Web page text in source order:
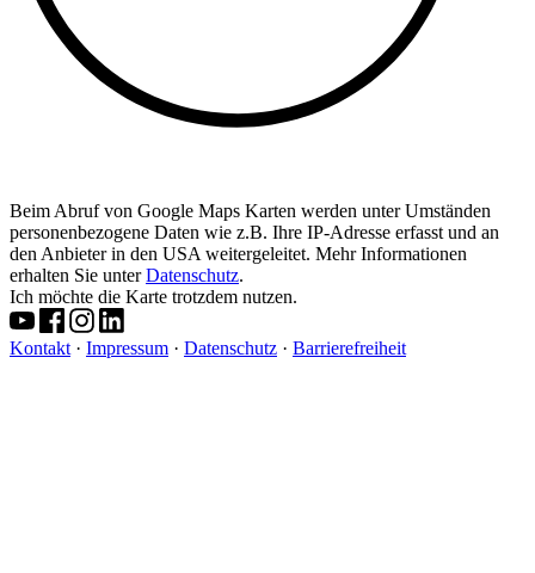
Beim Abruf von Google Maps Karten werden unter Umständen
personenbezogene Daten wie z.B. Ihre IP-Adresse erfasst und an
den Anbieter in den USA weitergeleitet. Mehr Informationen
erhalten Sie unterDatenschutz.
Ich möchte die Karte trotzdem nutzen.
Kontakt · Impressum · Datenschutz · Barrierefreiheit